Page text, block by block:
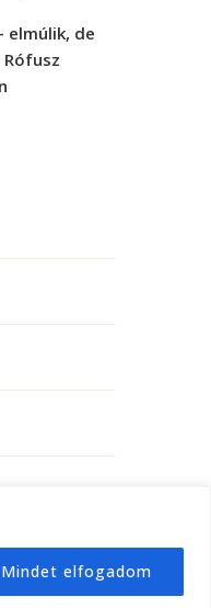
Mindet elfogadom
elmúlik, de